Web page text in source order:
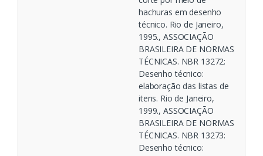
hachuras em desenho
técnico. Rio de Janeiro,
1995., ASSOCIAÇÃO
BRASILEIRA DE NORMAS
TÉCNICAS. NBR 13272:
Desenho técnico:
elaboração das listas de
itens. Rio de Janeiro,
1999., ASSOCIAÇÃO
BRASILEIRA DE NORMAS
TÉCNICAS. NBR 13273:
Desenho técnico: